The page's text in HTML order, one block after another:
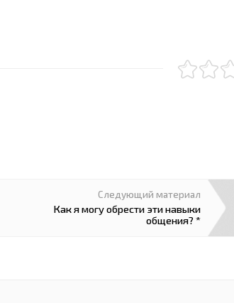
Следующий материал
Как я могу обрести эти навыки
общения? *